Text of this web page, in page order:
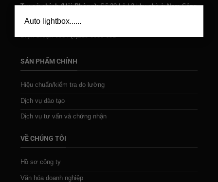
Auto lightbox......
Trụ sở chính (Hải Phòng):Số 30 Lô L2 khu nhà ở Nam Sông
Email:gst.cs@gstclab.com
SẢN PHẨM CHÍNH
Hiệu chuẩn/kiểm tra đo lường
Dịch vụ đào tạo
Dịch vụ tư vấn và chứng nhận
VỀ CHÚNG TÔI
Hồ sơ công ty
Văn hóa doanh nghiệp